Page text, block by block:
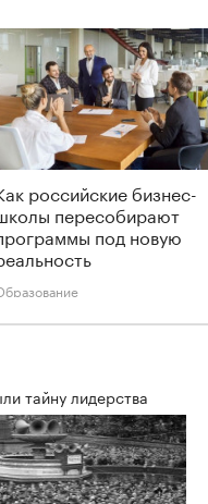
российские бизнес-
пересобирают
под новую
тайну лидерства